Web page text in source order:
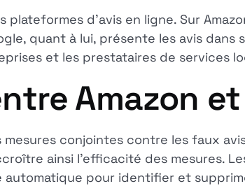
d'avis en ligne. Sur
quant à lui, présente les avis
et les prestataires de services
Amazon
conjointes contre les faux
ainsi l'efficacité des mesures.
pour identifier et